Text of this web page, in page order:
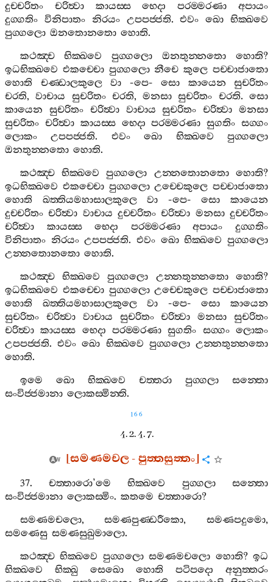
දුච‍්චරිතං
චරිත්‍වා කායස‍්ස භෙදා පරම‍්මරණා
අපායං
දුග‍්ගතිං විනිපාතං නිරයං උපපජ‍්ජති.එවං ඛො භික‍්ඛවෙ
පුග‍්ගලො ඔනතොනතො හොති.
කථඤ‍්ච
භික‍්ඛවෙ පුග‍්ගලො ඔනතුන‍්නතො හොති?
ඉධභික‍්ඛවෙ එකච‍්චො පුග‍්ගලො නීචෙ කුලෙ පච‍්චාජාතො
හොති
චණ‍්ඩාලකුලෙ වා -පෙ- සො කායෙන
සුචරිතං
චරති,වාචාය සුචරිතං චරති,මනසා සුචරිතං චරති.සො
කායෙන
සුචරිතං චරිත්‍වා වාචාය සුචරිතං චරිත්‍වා මනසා
සුචරිතං චරිත්‍වා කායස‍්ස භෙදා පරම‍්මරණා සුගතිං සග‍්ගං
ලොකං
උපපජ‍්ජති. එවං ඛො භික‍්ඛවෙ
පුග‍්ගලො
ඔනතුන‍්නතො හොති.
කථඤ‍්ච භික‍්ඛවෙ පුග‍්ගලො උන‍්නතොනතො හොති?
ඉධභික‍්ඛවෙ එකච‍්චො පුග‍්ගලො උච‍්චෙකුලෙ පච‍්චාජාතො
හොති
ඛත‍්තියමහාසාලකුලෙ වා -පෙ-සො
කායෙන
දුච‍්චරිතං චරිත්‍වා වාචාය දුච‍්චරිතං චරිත්‍වා මනසා දුච‍්චරිතං
චරිත්‍වා
කායස‍්ස භෙදා පරම‍්මරණා අපායං
දුග‍්ගතිං
විනිපාතං නිරයං උපපජ‍්ජති.එවං ඛො භික‍්ඛවෙ පුග‍්ගලො
උන‍්නතොනතො හොති.
කථඤ‍්ච
භික‍්ඛවෙ පුග‍්ගලො උන‍්නතුන‍්නතො හොති?
ඉධභික‍්ඛවෙ එකච‍්චො පුග‍්ගලො උච‍්චෙකුලෙ පච‍්චාජාතො
හොති
ඛත‍්තියමහාසාලකුලෙ වා -පෙ-සො
කායෙන
සුචරිතං
චරිත්‍වා වාචාය සුචරිතං චරිත්‍වා මනසා
සුචරිතං
චරිත්‍වා කායස‍්ස භෙදා පරම‍්මරණා සුගතිං සග‍්ගං ලොකං
උපපජ‍්ජති.එවං ඛො භික‍්ඛවෙ පුග‍්ගලො උන‍්නතුන‍්නතො
හොති.
ඉමෙ
ඛො භික‍්ඛවෙ චත‍්තරා පුග‍්ගලා
සන‍්තො
සංවිජ‍්ජමානා ලොකස‍්මින‍්ති.
166
4. 2. 4. 7.
[සමණමචල-පුත‍්තසුත‍්තං]
37. චත‍්තාරො’මෙ භික‍්ඛවෙ පුග‍්ගලා
සන‍්තො
සංවිජ‍්ජමානා ලොකස‍්මිං. කතමෙ චත‍්තාරො?
සමණමචලො,සමණපුණ‍්ඩරීකො, සමණපදුමො,
සමණෙසු සමණසුඛුමාලො.
කථඤ‍්ච භික‍්ඛවෙ පුග‍්ගලො සමණමචලො හොති?ඉධ
භික‍්ඛවෙ
භික‍්ඛු සෙඛො හොති පටිපදො
අනුත‍්තරං